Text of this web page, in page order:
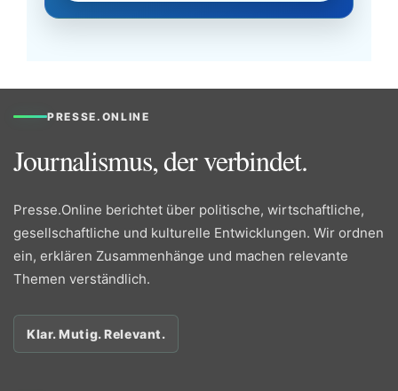
PRESSE.ONLINE
Journalismus, der verbindet.
Presse.Online berichtet über politische, wirtschaftliche,
gesellschaftliche und kulturelle Entwicklungen. Wir ordnen
ein, erklären Zusammenhänge und machen relevante
Themen verständlich.
Klar. Mutig. Relevant.